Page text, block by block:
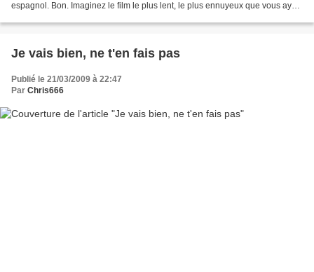
espagnol. Bon. Imaginez le film le plus lent, le plus ennuyeux que vous ayez
Je vais bien, ne t'en fais pas
Publié le 21/03/2009 à 22:47
Par Chris666